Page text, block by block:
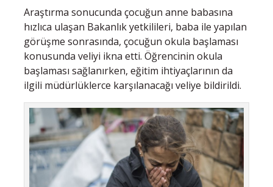
Araştırma sonucunda çocuğun anne babasına
hızlıca ulaşan Bakanlık yetkilileri, baba ile yapılan
görüşme sonrasında, çocuğun okula başlaması
konusunda veliyi ikna etti. Öğrencinin okula
başlaması sağlanırken, eğitim ihtiyaçlarının da
ilgili müdürlüklerce karşılanacağı veliye bildirildi.